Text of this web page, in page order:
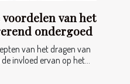
van het
ondergoed
van het dragen van
invloed ervan op het...